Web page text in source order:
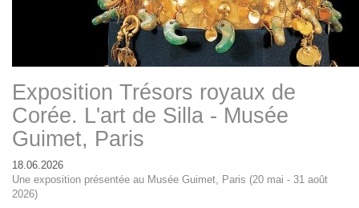
Exposition Trésors royaux de
Corée. L'art de Silla - Musée
Guimet, Paris
18.06.2026
Une exposition présentée au Musée Guimet, Paris (20 mai - 31 août
2026)